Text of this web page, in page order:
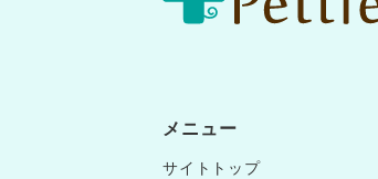
メニュー
サイトトップ